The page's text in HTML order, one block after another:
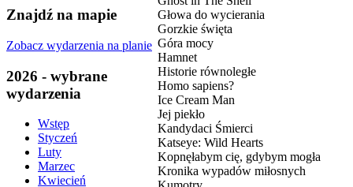
Znajdź na mapie
Zobacz wydarzenia na planie
2026 - wybrane
wydarzenia
Wstęp
Styczeń
Luty
Marzec
Kwiecień
Głowa do wycierania
Gorzkie święta
Góra mocy
Hamnet
Historie równoległe
Homo sapiens?
Ice Cream Man
Jej piekło
Kandydaci Śmierci
Katseye: Wild Hearts
Kopnęłabym cię, gdybym mogła
Kronika wypadów miłosnych